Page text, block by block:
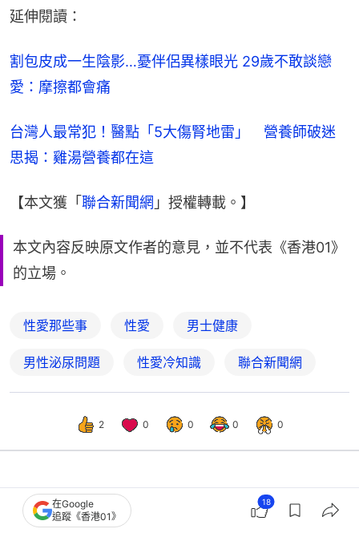
延伸閱讀：
割包皮成一生陰影…憂伴侶異樣眼光 29歲不敢談戀
愛：摩擦都會痛
台灣人最常犯！醫點「5大傷腎地雷」　營養師破迷
思揭：雞湯營養都在這
【本文獲「 聯合新聞網 」授權轉載。】
本文內容反映原文作者的意見，並不代表《香港01》
的立場。
性愛那些事 性愛 男士健康
男性泌尿問題 性愛冷知識 聯合新聞網
2 0 0 0 0
熱話 人氣話題
愛愛後下體撕裂疼痛 她怨男友太大
在Google
追蹤《香港01》
18